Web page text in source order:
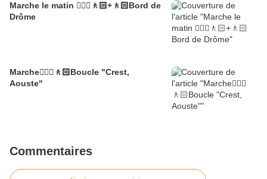
Marche le matin 🚶🏼‍♂️🚶🏻+🚶🏻Bord de
Drôme
Marche🚶🏼‍♂️🚶🏻Boucle "Crest,
Aouste"
Commentaires